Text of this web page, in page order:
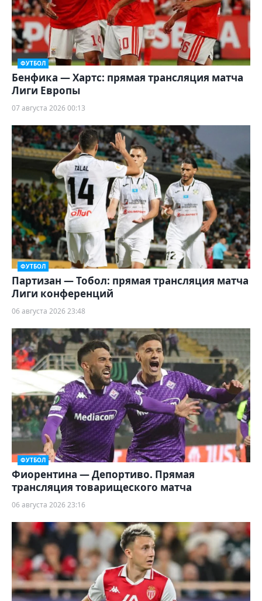
ФУТБОЛ
Бенфика — Хартс: прямая трансляция матча
Лиги Европы
07 августа 2026 00:13
ФУТБОЛ
Партизан — Тобол: прямая трансляция матча
Лиги конференций
06 августа 2026 23:48
ФУТБОЛ
Фиорентина — Депортиво. Прямая
трансляция товарищеского матча
06 августа 2026 23:16